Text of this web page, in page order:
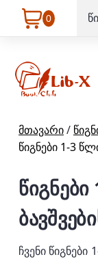
0
მთავარი/
წიგნები 1-3
ჩვენი წიგნები